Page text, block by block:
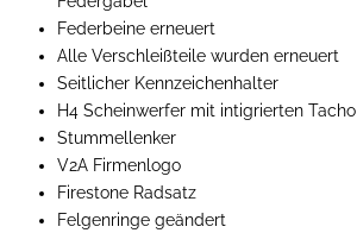
Federbeine erneuert
Alle Verschleißteile wurden erneuert
Seitlicher Kennzeichenhalter
H4 Scheinwerfer mit intigrierten Tacho
Stummellenker
V2A Firmenlogo
Firestone Radsatz
Felgenringe geändert